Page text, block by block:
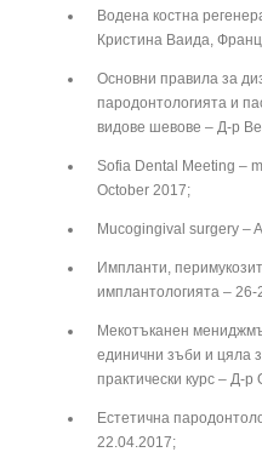
Водена костна
Кристина Ваида,
Основни правила за
пародонтологията и
видове шевове – Д-р
Sofia Dental Meeting –
October 2017;
Mucogingival surgery –
Импланти,
имплантологията –
Мекотъканен
единични зъби и цяла
практически курс – Д-
Естетична
22.04.2017;